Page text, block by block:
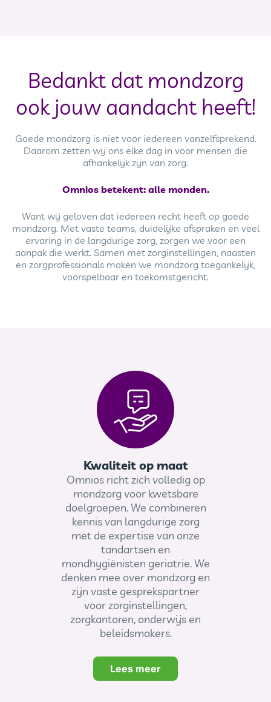
Bedankt dat mondzorg
ook jouw aandacht heeft!
Goede mondzorg is niet voor iedereen vanzelfsprekend.
Daarom zetten wij ons elke dag in voor mensen die
afhankelijk zijn van zorg.
Omnios betekent: alle monden.
Want wij geloven dat iedereen recht heeft op goede
mondzorg. Met vaste teams, duidelijke afspraken en veel
ervaring in de langdurige zorg, zorgen we voor een
aanpak die werkt. Samen met zorginstellingen, naasten
en zorgprofessionals maken we mondzorg toegankelijk,
voorspelbaar en toekomstgericht.
Kwaliteit op maat
Omnios richt zich volledig op
mondzorg voor kwetsbare
doelgroepen. We combineren
kennis van langdurige zorg
met de expertise van onze
tandartsen en
mondhygiënisten geriatrie. We
denken mee over mondzorg en
zijn vaste gesprekspartner
voor zorginstellingen,
zorgkantoren, onderwijs en
beleidsmakers.
Lees meer